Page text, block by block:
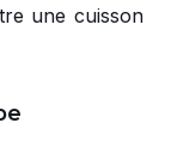
une cuisson